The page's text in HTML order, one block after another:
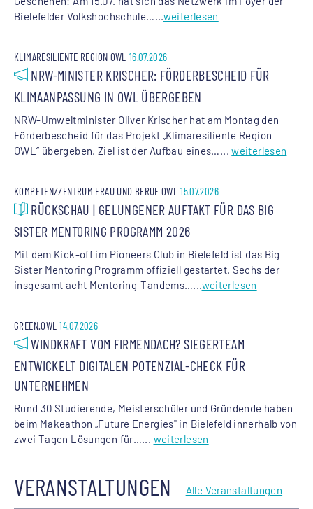
Bielefelder Volkshochschule…...weiterlesen
KLIMARESILIENTE REGION OWL 16.07.2026
NRW-MINISTER KRISCHER: FÖRDERBESCHEID FÜR
KLIMAANPASSUNG IN OWL ÜBERGEBEN
NRW-Umweltminister Oliver Krischer hat am Montag den
Förderbescheid für das Projekt „Klimaresiliente Region
OWL“ übergeben. Ziel ist der Aufbau eines…...weiterlesen
KOMPETENZZENTRUM FRAU UND BERUF OWL 15.07.2026
RÜCKSCHAU | GELUNGENER AUFTAKT FÜR DAS BIG
SISTER MENTORING PROGRAMM 2026
Mit dem Kick-off im Pioneers Club in Bielefeld ist das Big
Sister Mentoring Programm offiziell gestartet. Sechs der
insgesamt acht Mentoring-Tandems…...weiterlesen
GREEN.OWL 14.07.2026
WINDKRAFT VOM FIRMENDACH? SIEGERTEAM
ENTWICKELT DIGITALEN POTENZIAL-CHECK FÜR
UNTERNEHMEN
Rund 30 Studierende, Meisterschüler und Gründende haben
beim Makeathon „Future Energies" in Bielefeld innerhalb von
zwei Tagen Lösungen für…... weiterlesen
VERANSTALTUNGEN Alle Veranstaltungen